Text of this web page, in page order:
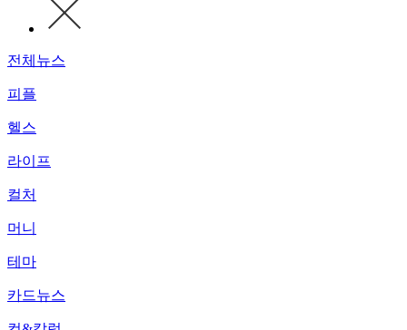
전체뉴스
피플
헬스
라이프
컬처
머니
테마
카드뉴스